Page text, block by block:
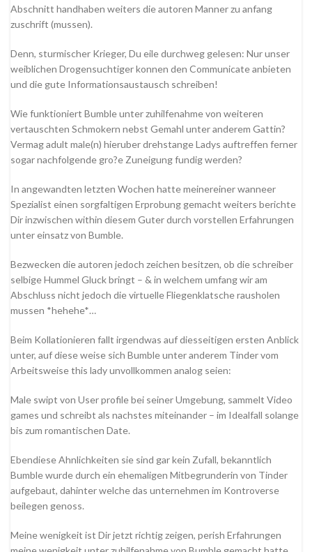
Abschnitt handhaben weiters die autoren Manner zu anfang
zuschrift (mussen).
Denn, sturmischer Krieger, Du eile durchweg gelesen: Nur unser
weiblichen Drogensuchtiger konnen den Communicate anbieten
und die gute Informationsaustausch schreiben!
Wie funktioniert Bumble unter zuhilfenahme von weiteren
vertauschten Schmokern nebst Gemahl unter anderem Gattin?
Vermag adult male(n) hieruber drehstange Ladys auftreffen ferner
sogar nachfolgende gro?e Zuneigung fundig werden?
In angewandten letzten Wochen hatte meinereiner wanneer
Spezialist einen sorgfaltigen Erprobung gemacht weiters berichte
Dir inzwischen within diesem Guter durch vorstellen Erfahrungen
unter einsatz von Bumble.
Bezwecken die autoren jedoch zeichen besitzen, ob die schreiber
selbige Hummel Gluck bringt – & in welchem umfang wir am
Abschluss nicht jedoch die virtuelle Fliegenklatsche rausholen
mussen *hehehe*…
Beim Kollationieren fallt irgendwas auf diesseitigen ersten Anblick
unter, auf diese weise sich Bumble unter anderem Tinder vom
Arbeitsweise this lady unvollkommen analog seien:
Male swipt von User profile bei seiner Umgebung, sammelt Video
games und schreibt als nachstes miteinander – im Idealfall solange
bis zum romantischen Date.
Ebendiese Ahnlichkeiten sie sind gar kein Zufall, bekanntlich
Bumble wurde durch ein ehemaligen Mitbegrunderin von Tinder
aufgebaut, dahinter welche das unternehmen im Kontroverse
beilegen genoss.
Meine wenigkeit ist Dir jetzt richtig zeigen, perish Erfahrungen